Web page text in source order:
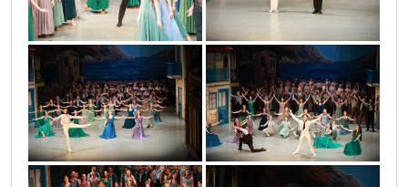
vla_5779 vla_5785